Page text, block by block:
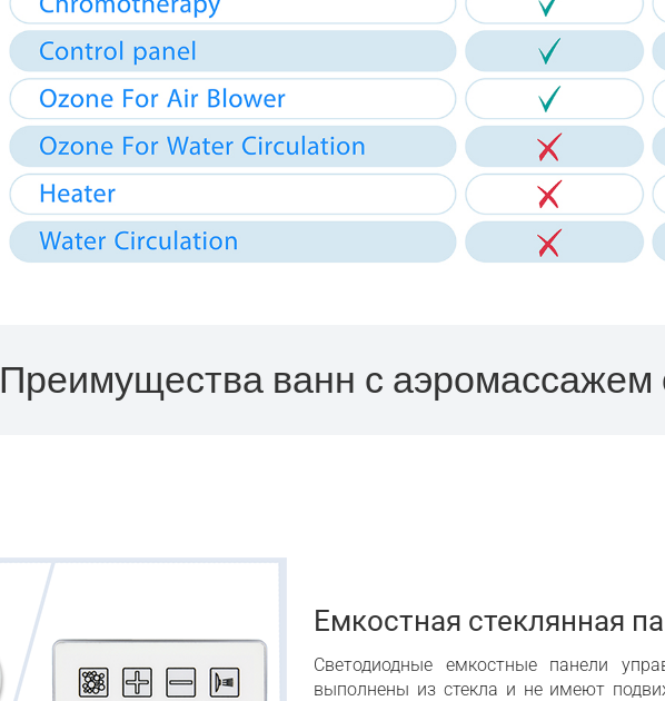
Преимущества ванн с аэромассажем
Емкостная стеклянная
Светодиодные емкостные панели
выполнены из стекла и не имеют